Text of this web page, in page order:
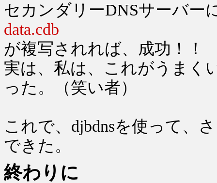
セカンダリーDNSサーバー
data.cdb
が複写されれば、成功！！
実は、私は、これがうまく
った。（笑い者）
これで、djbdnsを使って、
できた。
終わりに